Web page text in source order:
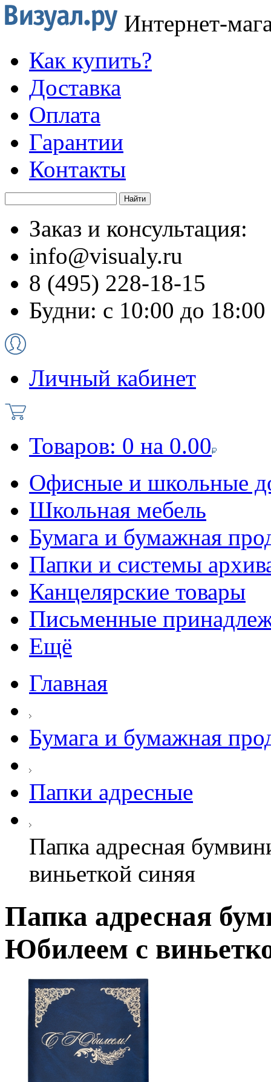
Интернет-
Как купить?
Доставка
Оплата
Гарантии
Контакты
Заказ и консультация:
info@visualy.ru
8 (495) 228-18-15
Будни: с 10:00 до 18:00
Личный кабинет
Товаров: 0 на 0.00
Офисные и школьные
Школьная мебель
Бумага и бумажная
Папки и системы
Канцелярские товары
Письменные
Ещё
Главная
Бумага и бумажная
Папки адресные
Папка адресная
виньеткой синяя
Папка адресная
Юбилеем с